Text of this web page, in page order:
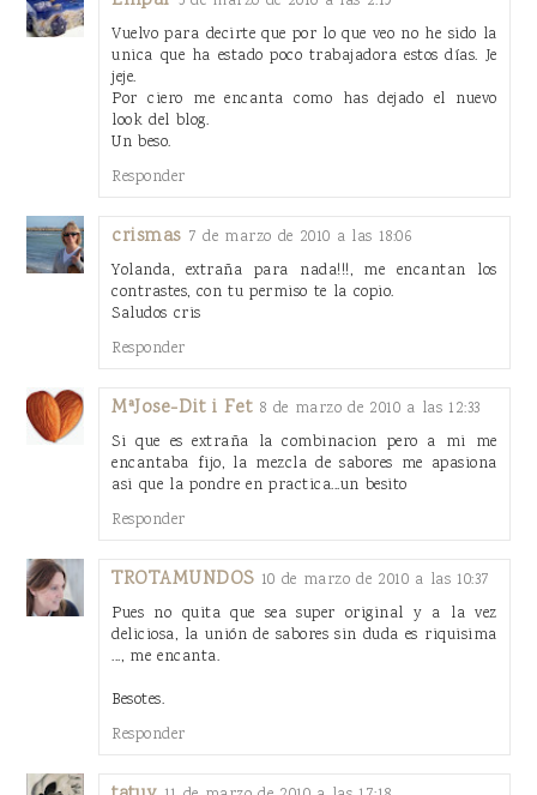
Vuelvo para decirte que por lo que veo no he sido la
unica que ha estado poco trabajadora estos días. Je
jeje.
Por ciero me encanta como has dejado el nuevo
look del blog.
Un beso.
Responder
crismas 7 de marzo de 2010 a las 18:06
Yolanda, extraña para nada!!!, me encantan los
contrastes, con tu permiso te la copio.
Saludos cris
Responder
MªJose-Dit i Fet 8 de marzo de 2010 a las 12:33
Si que es extraña la combinacion pero a mi me
encantaba fijo, la mezcla de sabores me apasiona
asi que la pondre en practica...un besito
Responder
TROTAMUNDOS 10 de marzo de 2010 a las 10:37
Pues no quita que sea super original y a la vez
deliciosa, la unión de sabores sin duda es riquisima
..., me encanta.
Besotes.
Responder